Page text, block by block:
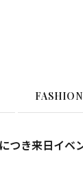
FASHION
つき来日イベ